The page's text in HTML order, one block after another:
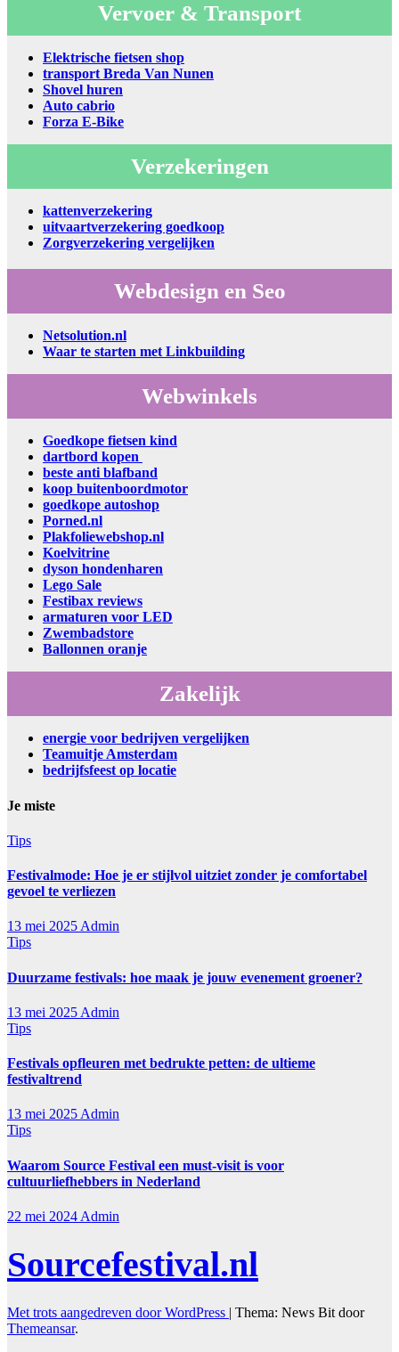
Vervoer & Transport
Elektrische fietsen shop
transport Breda Van Nunen
Shovel huren
Auto cabrio
Forza E-Bike
Verzekeringen
kattenverzekering
uitvaartverzekering goedkoop
Zorgverzekering vergelijken
Webdesign en Seo
Netsolution.nl
Waar te starten met Linkbuilding
Webwinkels
Goedkope fietsen kind
dartbord kopen
beste anti blafband
koop buitenboordmotor
goedkope autoshop
Porned.nl
Plakfoliewebshop.nl
Koelvitrine
dyson hondenharen
Lego Sale
Festibax reviews
armaturen voor LED
Zwembadstore
Ballonnen oranje
Zakelijk
energie voor bedrijven vergelijken
Teamuitje Amsterdam
bedrijfsfeest op locatie
Je miste
Tips
Festivalmode: Hoe je er stijlvol uitziet zonder je comfortabel
gevoel te verliezen
13 mei 2025 Admin
Tips
Duurzame festivals: hoe maak je jouw evenement groener?
13 mei 2025 Admin
Tips
Festivals opfleuren met bedrukte petten: de ultieme
festivaltrend
13 mei 2025 Admin
Tips
Waarom Source Festival een must-visit is voor
cultuurliefhebbers in Nederland
22 mei 2024 Admin
Sourcefestival.nl
Met trots aangedreven door WordPress | Thema: News Bit door
Themeansar.